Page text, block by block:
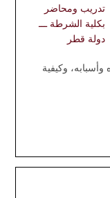
تدريب ومحاضر
بكلية الشرطة ـــ
دولة قطر
وكيفية